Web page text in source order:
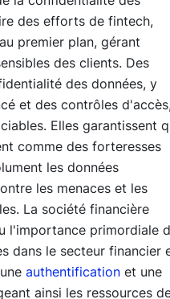
des efforts de fintech,
premier plan, gérant
des clients. Des
des données, y
et des contrôles
Elles garantissent
comme des forteresses
les données
les menaces et les
La société financière
l'importance primordiale
dans le secteur financier
authentification et une
ainsi les ressources